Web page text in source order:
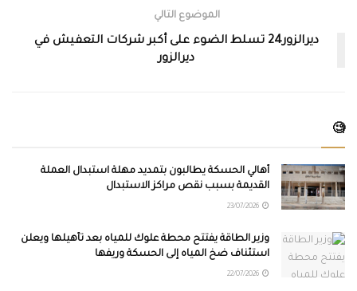
الموضوع التالي
ديرالزور24 تسلط الضوء على أكبر شركات التعفيش في
ديرالزور
🧐
أهالي الحسكة يطالبون بتمديد مهلة استبدال العملة
القديمة بسبب نقص مراكز الاستبدال
وزير الطاقة يفتتح محطة علوك للمياه بعد تأهيلها ويعلن
استئناف ضخ المياه إلى الحسكة وريفها